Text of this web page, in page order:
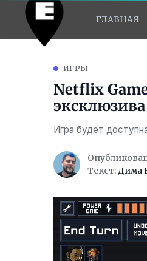
ГЛАВНАЯ
ИГРЫ
Netflix
эксклюзива
Игра будет
Текст:Дима